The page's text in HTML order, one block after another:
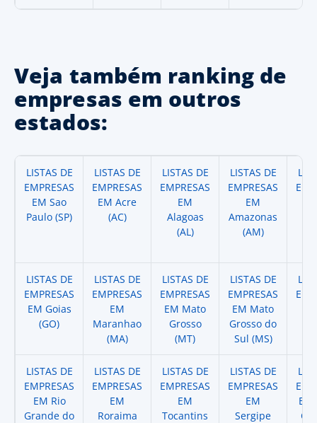
Veja também ranking de
empresas em outros
estados:
LISTAS DE
EMPRESAS
EM Sao
Paulo (SP)
LISTAS DE
EMPRESAS
EM Acre
(AC)
LISTAS DE
EMPRESAS
EM
Alagoas
(AL)
LISTAS DE
EMPRESAS
EM
Amazonas
(AM)
LISTAS DE
EMPRESAS
EM Goias
(GO)
LISTAS DE
EMPRESAS
EM
Maranhao
(MA)
LISTAS DE
EMPRESAS
EM Mato
Grosso
(MT)
LISTAS DE
EMPRESAS
EM Mato
Grosso do
Sul (MS)
LISTAS DE
EMPRESAS
EM Rio
Grande do
LISTAS DE
EMPRESAS
EM
Roraima
LISTAS DE
EMPRESAS
EM
Tocantins
LISTAS DE
EMPRESAS
EM
Sergipe
EM